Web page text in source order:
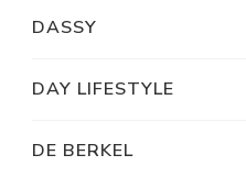
DASSY
DAY LIFESTYLE
DE BERKEL